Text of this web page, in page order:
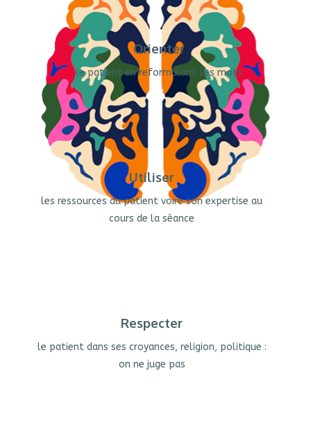
Orienter
le patient en reformulant ses mots
Utiliser
les ressources du patient voire son expertise au
cours de la séance
Respecter
le patient dans ses croyances, religion, politique :
on ne juge pas